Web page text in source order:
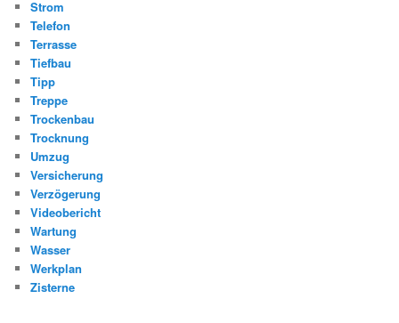
Strom
Telefon
Terrasse
Tiefbau
Tipp
Treppe
Trockenbau
Trocknung
Umzug
Versicherung
Verzögerung
Videobericht
Wartung
Wasser
Werkplan
Zisterne